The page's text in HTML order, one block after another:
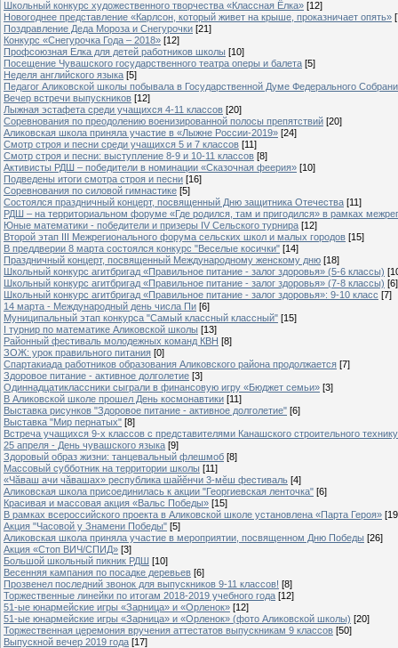
Школьный конкурс художественного творчества «Классная Ёлка» [12]
Новогоднее представление «Карлсон, который живет на крыше, проказничает опять»
Поздравление Деда Мороза и Снегурочки [21]
Конкурс «Снегурочка Года – 2018» [12]
Профсоюзная Елка для детей работников школы [10]
Посещение Чувашского государственного театра оперы и балета [5]
Неделя английского языка [5]
Педагог Аликовской школы побывала в Государственной Думе Федерального
Вечер встречи выпускников [12]
Лыжная эстафета среди учащихся 4-11 классов [20]
Cоревнования по преодолению военизированной полосы препятствий [20]
Аликовская школа приняла участие в «Лыжне России-2019» [24]
Смотр строя и песни среди учащихся 5 и 7 классов [11]
Смотр строя и песни: выступление 8-9 и 10-11 классов [8]
Активисты РДШ – победители в номинации «Сказочная феерия» [10]
Подведены итоги смотра строя и песни [16]
Соревнования по силовой гимнастике [5]
Состоялся праздничный концерт, посвященный Дню защитника Отечества [11]
РДШ – на территориальном форуме «Где родился, там и пригодился» в рамках
Юные математики - победители и призеры IV Сельского турнира [12]
Второй этап III Межрегионального форума сельских школ и малых городов [15]
В преддверии 8 марта состоялся конкурс "Веселые косички" [14]
Праздничный концерт, посвященный Международному женскому дню [18]
Школьный конкурс агитбригад «Правильное питание - залог здоровья» (5-6 классы)
Школьный конкурс агитбригад «Правильное питание - залог здоровья» (7-8 классы) [6]
Школьный конкурс агитбригад «Правильное питание - залог здоровья»: 9-10 класс [7]
14 марта - Международный день числа Пи [6]
Муниципальный этап конкурса "Самый классный классный" [15]
I турнир по математике Аликовской школы [13]
Районный фестиваль молодежных команд КВН [8]
ЗОЖ: урок правильного питания [0]
Спартакиада работников образования Аликовского района продолжается [7]
Здоровое питание - активное долголетие [3]
Одиннадцатиклассники сыграли в финансовую игру «Бюджет семьи» [3]
В Аликовской школе прошел День космонавтики [11]
Выставка рисунков "Здоровое питание - активное долголетие" [6]
Выставка "Мир пернатых" [8]
Встреча учащихся 9-х классов с представителями Канашского строительного
25 апреля - День чувашского языка [9]
Здоровый образ жизни: танцевальный флешмоб [8]
Массовый субботник на территории школы [11]
«Чăваш ачи чăвашах» республика шайĕнчи 3-мĕш фестиваль [4]
Аликовская школа присоединилась к акции "Георгиевская ленточка" [6]
Красивая и массовая акция «Вальс Победы» [15]
В рамках всероссийского проекта в Аликовской школе установлена «Парта Героя»
Акция "Часовой у Знамени Победы" [5]
Аликовская школа приняла участие в мероприятии, посвященном Дню Победы [26]
Акция «Стоп ВИЧ/СПИД» [3]
Большой школьный пикник РДШ [10]
Весенняя кампания по посадке деревьев [6]
Прозвенел последний звонок для выпускников 9-11 классов! [8]
Торжественные линейки по итогам 2018-2019 учебного года [12]
51-ые юнармейские игры «Зарница» и «Орленок» [12]
51-ые юнармейские игры «Зарница» и «Орленок» (фото Аликовской школы) [20]
Торжественная церемония вручения аттестатов выпускникам 9 классов [50]
Выпускной вечер 2019 года [17]